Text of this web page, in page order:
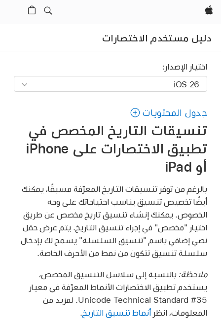
Apple‏
دليل مستخدم الاختصارات
اختيار الإصدار:
جدول المحتويات
تنسيقات التاريخ المخصص في
تطبيق الاختصارات على iPhone
أو iPad
بالرغم من توفر تنسيقات التاريخ المعرّفة مسبقًا، يمكنك
أيضًا تخصيص تنسيق يناسب احتياجاتك على وجه
الخصوص. يمكنك إنشاء تنسيق تاريخ مخصص عن طريق
اختيار "مخصص" في إجراء تنسيق التاريخ. يتم عرض حقل
نصي إضافي باسم "تنسيق السلسلة" يسمح لك بإدخال
سلسلة تنسيق تتكون من نمط من الأحرف الخاصة.
ملاحظة: بالنسبة إلى سلاسل التنسيق المخصص،
يستخدم تطبيق الاختصارات الأنماط المعرّفة في معيار
Unicode Technical Standard #35. لمزيد من
المعلومات، انظر أنماط تنسيق التاريخ